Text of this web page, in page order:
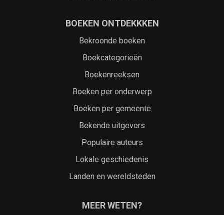
BOEKEN ONTDEKKKEN
Bekroonde boeken
Boekcategorieën
Boekenreeksen
Boeken per onderwerp
Boeken per gemeente
Bekende uitgevers
Populaire auteurs
Lokale geschiedenis
Landen en wereldsteden
MEER WETEN?